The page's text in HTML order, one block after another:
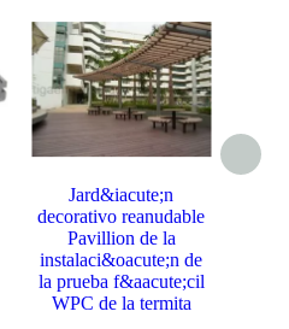
Jard&iacute;n
decorativo reanudable
Pavillion de la
instalaci&oacute;n de
la prueba f&aacute;cil
WPC de la termita